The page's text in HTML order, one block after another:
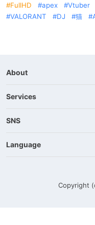
FullHD apex Vtuber
VALORANT
DJ 猫
About
Services
SNS
Language
Copyright